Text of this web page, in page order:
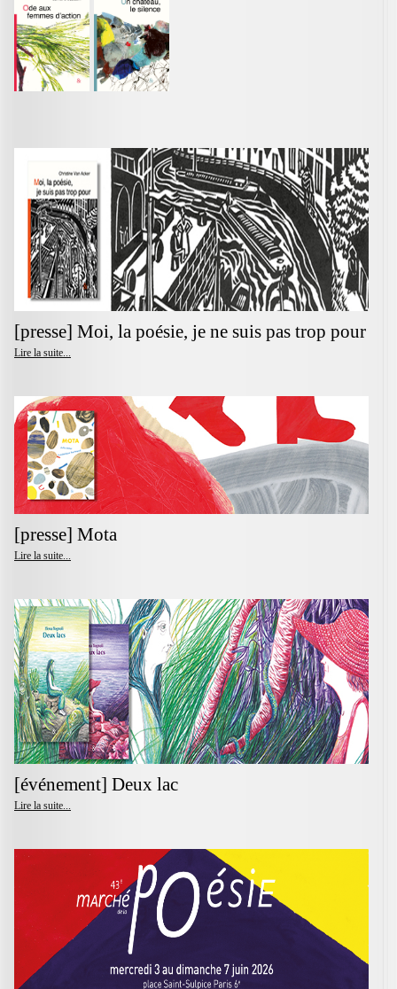
[presse] Moi, la poésie, je ne suis pas trop pour
Lire la suite...
[presse] Mota
Lire la suite...
[événement] Deux lac
Lire la suite...